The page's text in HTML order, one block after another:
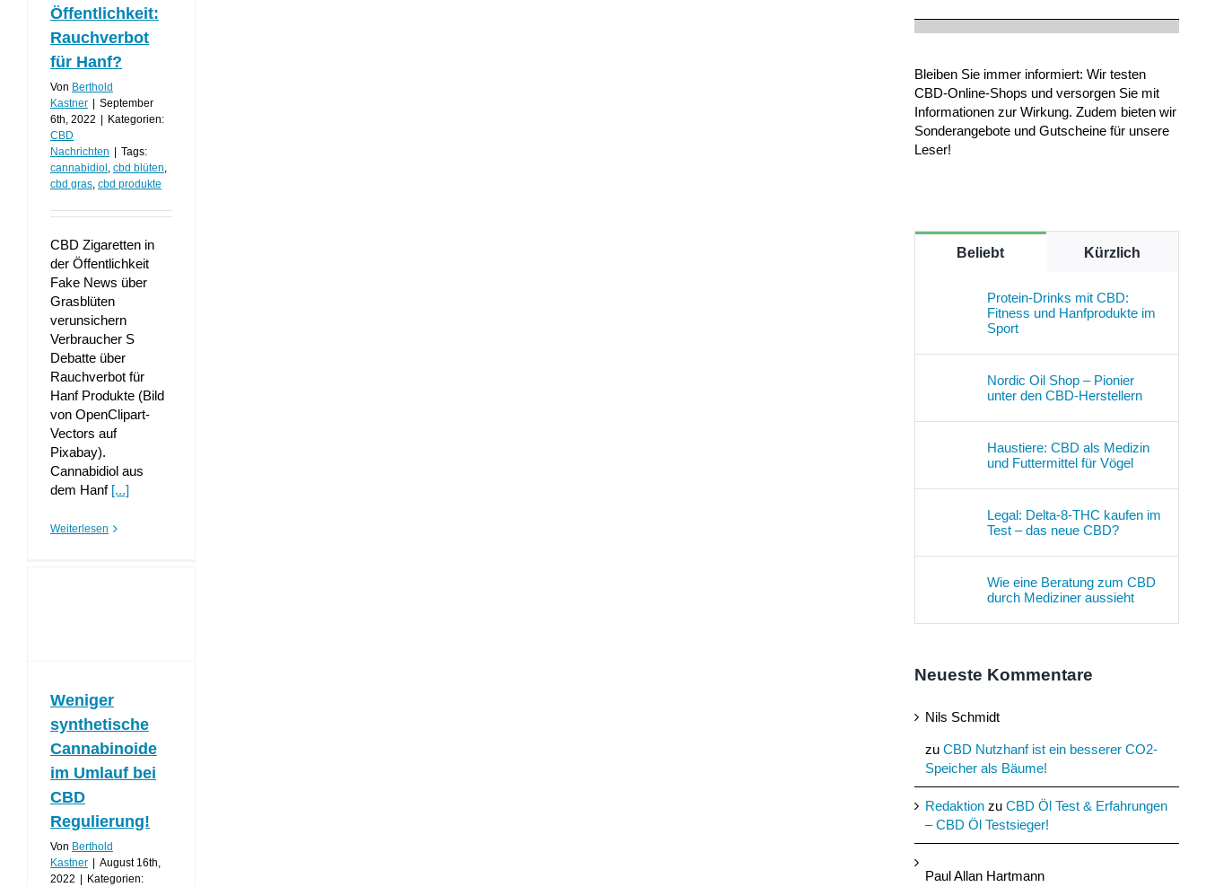
Öffentlichkeit:
Rauchverbot
für Hanf?
Von Berthold
Kastner
September
6th, 2022
Kategorien:
CBD
Nachrichten
Tags:
cannabidiol , cbd blüten,
cbd gras, cbd produkte
CBD Zigaretten in
der Öffentlichkeit
Fake News über
Grasblüten
verunsichern
Verbraucher S
Debatte über
Rauchverbot für
Hanf Produkte (Bild
von OpenClipart-
Vectors auf
Pixabay).
Cannabidiol aus
dem Hanf [...]
Weiterlesen
Weniger
synthetische
Cannabinoide
im Umlauf bei
CBD
Regulierung!
Von Berthold
Kastner
August 16th,
2022
Kategorien:
Bleiben Sie immer informiert: Wir testen
CBD-Online-Shops und versorgen Sie mit
Informationen zur Wirkung. Zudem bieten wir
Sonderangebote und Gutscheine für unsere
Leser!
Beliebt Kürzlich
Protein-Drinks mit CBD:
Fitness und Hanfprodukte im
Sport
Nordic Oil Shop – Pionier
unter den CBD-Herstellern
Haustiere: CBD als Medizin
und Futtermittel für Vögel
Legal: Delta-8-THC kaufen im
Test – das neue CBD?
Wie eine Beratung zum CBD
durch Mediziner aussieht
Neueste Kommentare
Nils Schmidt
zu CBD Nutzhanf ist ein besserer CO2-
Speicher als Bäume!
Redaktion zu CBD Öl Test & Erfahrungen
– CBD Öl Testsieger!
Paul Allan Hartmann